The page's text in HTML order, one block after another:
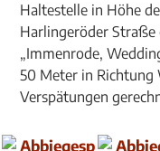
Haltestelle in Höhe
Harlingeröder
„Immenrode,
50 Meter in Richtung
Verspätungen